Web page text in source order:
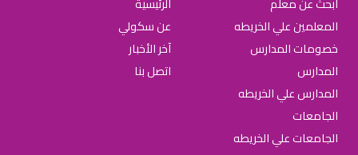
المعلمين علي الخريطه
خصومات المدارس
المدارس
المدارس علي الخريطه
الجامعات
الجامعات علي الخريطه
عن سكولي
آخر الأخبار
اتصل بنا